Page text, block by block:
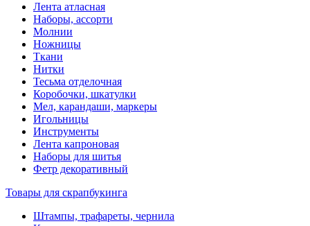
Лента атласная
Наборы, ассорти
Молнии
Ножницы
Ткани
Нитки
Тесьма отделочная
Коробочки, шкатулки
Мел, карандаши, маркеры
Игольницы
Инструменты
Лента капроновая
Наборы для шитья
Фетр декоративный
Товары для скрапбукинга
Штампы, трафареты, чернила